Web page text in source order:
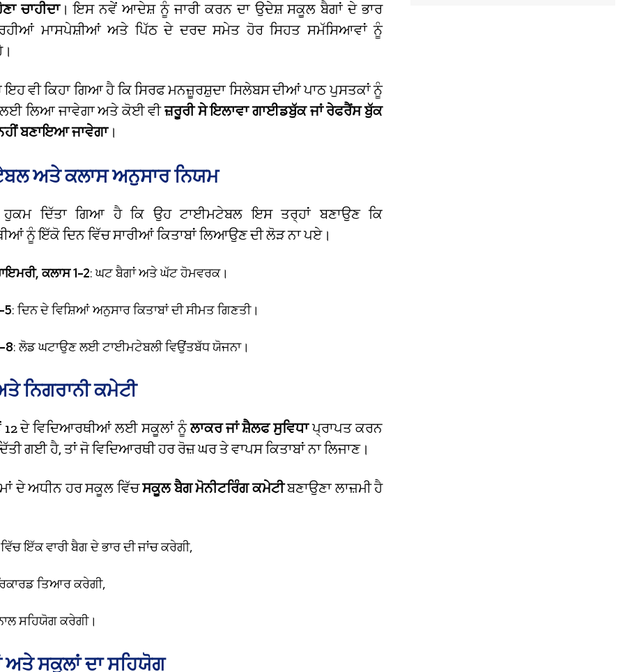
ਚਾਹੀਦਾ। ਇਸ ਨਵੇਂਆਦੇਸ਼ ਨੂੰ ਜਾਰੀ ਕਰਨ ਦਾ ਉਦੇਸ਼ ਸਕੂਲ ਬੈਗਾਂ ਦੇ ਭਾਰ
ਮਾਸਪੇਸ਼ੀਆਂ ਅਤੇ ਪਿੱਠ ਦੇ ਦਰਦ ਸਮੇਤ ਹੋਰ ਸਿਹਤ ਸਮੱਸਿਆਵਾਂ ਨੂੰ
ਇਹ ਵੀ ਕਿਹਾ ਗਿਆ ਹੈ ਕਿ ਸਿਰਫ ਮਨਜ਼ੂਰਸ਼ੁਦਾ ਸਿਲੇਬਸ ਦੀਆਂ ਪਾਠ ਪੁਸਤਕਾਂ ਨੂੰ
ਲਈ ਲਿਆ ਜਾਵੇਗਾ ਅਤੇ ਕੋਈ ਵੀਜ਼ਰੂਰੀ ਸੇ ਇਲਾਵਾ ਗਾਈਡਬੁੱਕ ਜਾਂ ਰੇਫਰੈਂਸ ਬੁੱਕ
ਬਣਾਇਆ ਜਾਵੇਗਾ।
ਅਤੇ ਕਲਾਸ ਅਨੁਸਾਰ ਨਿਯਮ
ਦਿੱਤਾ ਗਿਆ ਹੈ ਕਿ ਉਹ ਟਾਈਮਟੇਬਲ ਇਸ ਤਰ੍ਹਾਂਬਣਾਉਣ ਕਿ
ਨੂੰ ਇੱਕੋ ਦਿਨ ਵਿੱਚ ਸਾਰੀਆਂ ਕਿਤਾਬਾਂ ਲਿਆਉਣ ਦੀ ਲੋੜ ਨਾ ਪਏ।
ਕਲਾਸ 1-2: ਘਟ ਬੈਗਾਂ ਅਤੇ ਘੱਟ ਹੋਮਵਰਕ।
5: ਦਿਨ ਦੇ ਵਿਸ਼ਿਆਂ ਅਨੁਸਾਰ ਕਿਤਾਬਾਂ ਦੀ ਸੀਮਤ ਗਿਣਤੀ।
8: ਲੋਡ ਘਟਾਉਣ ਲਈ ਟਾਈਮਟੇਬਲੀ ਵਿਉਂਤਬੱਧ ਯੋਜਨਾ।
ਨਿਗਰਾਨੀ ਕਮੇਟੀ
12 ਦੇ ਵਿਦਿਆਰਥੀਆਂ ਲਈ ਸਕੂਲਾਂ ਨੂੰਲਾਕਰ ਜਾਂ ਸ਼ੈਲਫ ਸੁਵਿਧਾਪ੍ਰਾਪਤ ਕਰਨ
ਗਈ ਹੈ, ਤਾਂ ਜੋ ਵਿਦਿਆਰਥੀ ਹਰ ਰੋਜ਼ ਘਰ ਤੇ ਵਾਪਸ ਕਿਤਾਬਾਂ ਨਾ ਲਿਜਾਣ।
ਦੇ ਅਧੀਨ ਹਰ ਸਕੂਲ ਵਿੱਚਸਕੂਲ ਬੈਗ ਮੋਨੀਟਰਿੰਗ ਕਮੇਟੀਬਣਾਉਣਾ ਲਾਜ਼ਮੀ ਹੈ
ਵਿੱਚ ਇੱਕ ਵਾਰੀ ਬੈਗ ਦੇ ਭਾਰ ਦੀ ਜਾਂਚ ਕਰੇਗੀ,
ਤਿਆਰ ਕਰੇਗੀ,
ਸਹਿਯੋਗ ਕਰੇਗੀ।
ਸਕੂਲਾਂ ਦਾ ਸਹਿਯੋਗ